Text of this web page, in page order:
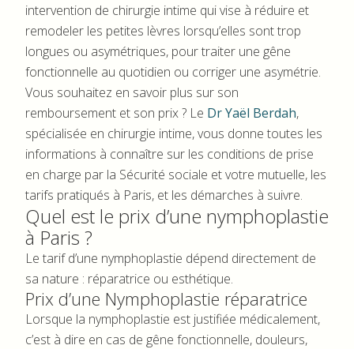
intervention de chirurgie intime qui vise à réduire et
remodeler les petites lèvres lorsqu’elles sont trop
longues ou asymétriques, pour traiter une gêne
fonctionnelle au quotidien ou corriger une asymétrie.
Vous souhaitez en savoir plus sur son
remboursement et son prix ? Le Dr Yaël Berdah,
spécialisée en chirurgie intime, vous donne toutes les
informations à connaître sur les conditions de prise
en charge par la Sécurité sociale et votre mutuelle, les
tarifs pratiqués à Paris, et les démarches à suivre.
Quel est le prix d’une nymphoplastie
à Paris ?
Le tarif d’une nymphoplastie dépend directement de
sa nature : réparatrice ou esthétique.
Prix d’une Nymphoplastie réparatrice
Lorsque la nymphoplastie est justifiée médicalement,
c’est à dire en cas de gêne fonctionnelle, douleurs,